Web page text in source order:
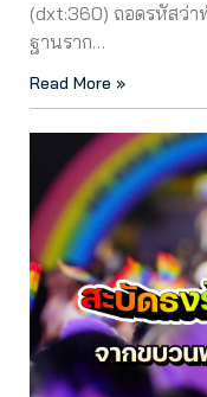
(dxt:360) ถอดรหัสว่า
ฐานราก…
Read More »